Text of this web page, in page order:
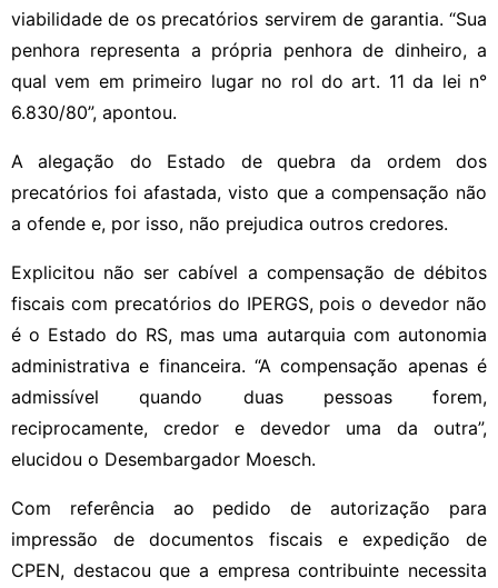
viabilidade de os precatórios servirem de garantia. “Sua
penhora representa a própria penhora de dinheiro, a
qual vem em primeiro lugar no rol do art. 11 da lei n°
6.830/80”, apontou.
A alegação do Estado de quebra da ordem dos
precatórios foi afastada, visto que a compensação não
a ofende e, por isso, não prejudica outros credores.
Explicitou não ser cabível a compensação de débitos
fiscais com precatórios do IPERGS, pois o devedor não
é o Estado do RS, mas uma autarquia com autonomia
administrativa e financeira. “A compensação apenas é
admissível quando duas pessoas forem,
reciprocamente, credor e devedor uma da outra”,
elucidou o Desembargador Moesch.
Com referência ao pedido de autorização para
impressão de documentos fiscais e expedição de
CPEN, destacou que a empresa contribuinte necessita